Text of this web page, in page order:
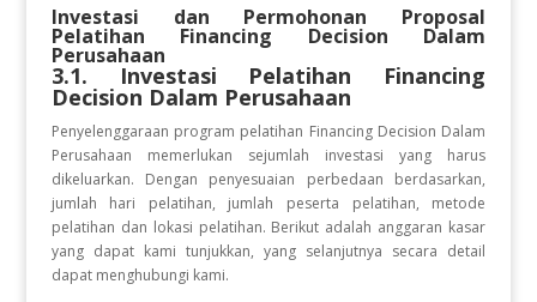
Investasi dan Permohonan Proposal
Pelatihan Financing Decision Dalam
Perusahaan
3.1. Investasi Pelatihan Financing
Decision Dalam Perusahaan
Penyelenggaraan program pelatihan Financing Decision Dalam
Perusahaan memerlukan sejumlah investasi yang harus
dikeluarkan. Dengan penyesuaian perbedaan berdasarkan,
jumlah hari pelatihan, jumlah peserta pelatihan, metode
pelatihan dan lokasi pelatihan. Berikut adalah anggaran kasar
yang dapat kami tunjukkan, yang selanjutnya secara detail
dapat menghubungi kami.